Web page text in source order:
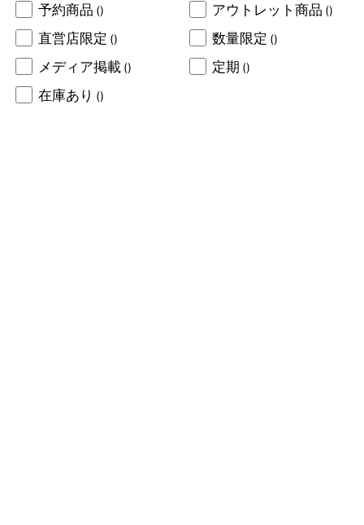
予約商品 () アウトレット商品 ()
直営店限定 () 数量限定 ()
メディア掲載 () 定期 ()
在庫あり ()